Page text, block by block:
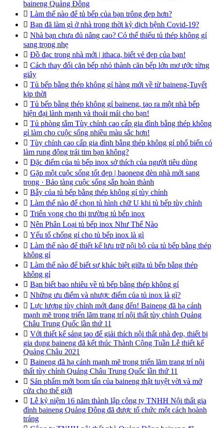
baineng Quảng Đông
 Làm thế nào để tủ bếp của bạn trông đẹp hơn?
 Bạn đã làm gì ở nhà trong thời kỳ dịch bệnh Covid-19?
 Nhà bạn chưa đủ nâng cao? Có thể thiếu tủ thép không gỉ
sang trọng nhẹ
 Đồ đạc trong nhà mới | ithaca, biết vẻ đẹp của bạn!
 Cách thay đổi căn bếp nhỏ thành căn bếp lớn mơ ước từng
giây
 Tủ bếp bằng thép không gỉ hàng mới về từ baineng-Tuyết
kịp thời
 Tủ bếp bằng thép không gỉ baineng, tạo ra một nhà bếp
hiện đại lành mạnh và thoải mái cho bạn!
 Tủ phòng tắm Tùy chỉnh cao cấp gia đình bằng thép không
gỉ làm cho cuộc sống nhiều màu sắc hơn!
 Tùy chỉnh cao cấp gia đình bằng thép không gỉ phổ biến có
làm rung động trái tim bạn không?
 Đặc điểm của tủ bếp inox sở thích của người tiêu dùng
 Gặp một cuộc sống tốt đẹp | baoneng đèn nhà mới sang
trọng · Bảo tàng cuộc sống sắp hoàn thành
 Bẫy của tủ bếp bằng thép không gỉ tùy chỉnh
 Làm thế nào để chọn tủ hình chữ U khi tủ bếp tùy chỉnh
 Triển vọng cho thị trường tủ bếp inox
 Nên Phân Loại tủ bếp inox Như Thế Nào
 Yếu tố chống gỉ cho tủ bếp inox là gì
 Làm thế nào để thiết kế lưu trữ nội bộ của tủ bếp bằng thép
không gỉ
 Làm thế nào để biết sự khác biệt giữa tủ bếp bằng thép
không gỉ
 Bạn biết bao nhiêu về tủ bếp bằng thép không gỉ
 Những ưu điểm và nhược điểm của tủ inox là gì?
 Lực lượng tùy chỉnh mới đang đến! Baineng đã hạ cánh
mạnh mẽ trong triển lãm trang trí nội thất tùy chỉnh Quảng
Châu Trung Quốc lần thứ 11
 Với thiết kế sáng tạo để giải thích nội thất nhà đẹp, thiết bị
gia dụng baineng đã kết thúc Thành Công Tuần Lễ thiết kế
Quảng Châu 2021
 Baineng đã hạ cánh mạnh mẽ trong triển lãm trang trí nội
thất tùy chỉnh Quảng Châu Trung Quốc lần thứ 11
 Sản phẩm mới bom tấn của baineng thật tuyệt vời và mở
cửa cho thế giới
 Lễ kỷ niệm 16 năm thành lập công ty TNHH Nội thất gia
đình baineng Quảng Đông đã được tổ chức một cách hoành
tráng